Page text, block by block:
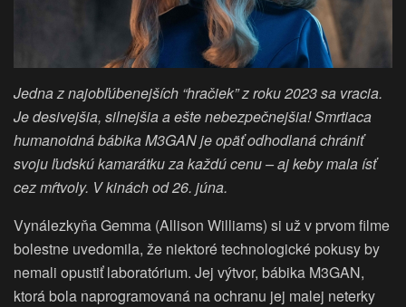
Jedna z najobľúbenejších “hračiek” z roku 2023 sa vracia.
Je desivejšia, silnejšia a ešte nebezpečnejšia! Smrtiaca
humanoidná bábika M3GAN je opäť odhodlaná chrániť
svoju ľudskú kamarátku za každú cenu – aj keby mala ísť
cez mŕtvoly. V kinách od 26. júna.
Vynálezkyňa Gemma (Allison Williams) si už v prvom filme
bolestne uvedomila, že niektoré technologické pokusy by
nemali opustiť laboratórium. Jej výtvor, bábika M3GAN,
ktorá bola naprogramovaná na ochranu jej malej neterky